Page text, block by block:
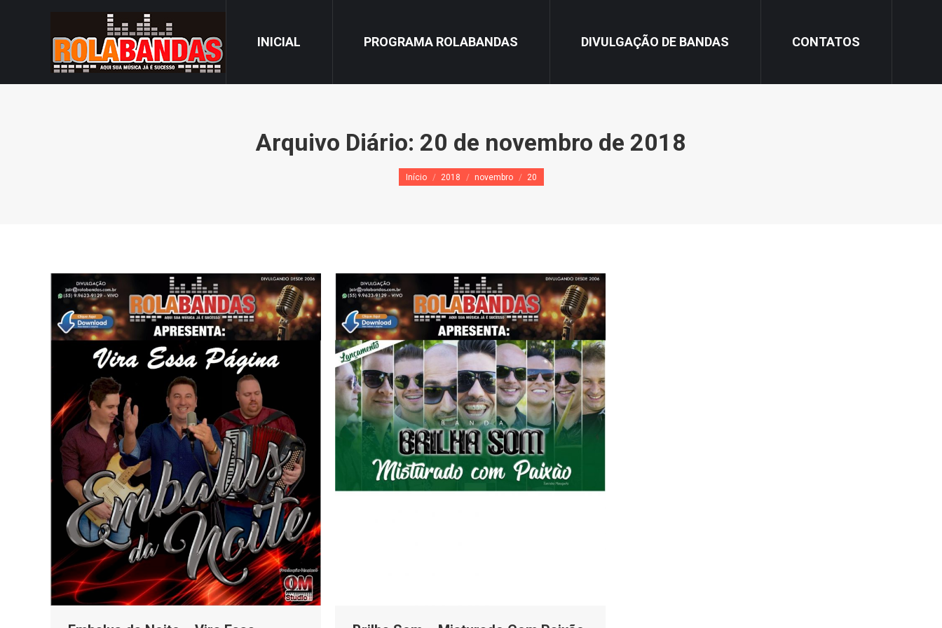
INICIAL PROGRAMA ROLABANDAS DIVULGAÇÃO DE BANDAS CONTATOS
Arquivo Diário: 20 de novembro de 2018
Você está aqui:
Início 2018 novembro 20